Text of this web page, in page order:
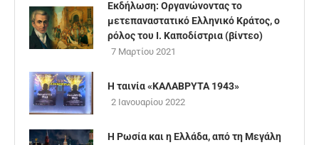
Εκδήλωση: Οργανώνοντας το
μετεπαναστατικό Ελληνικό Κράτος, ο
ρόλος του Ι. Καποδίστρια (βίντεο)
7 Μαρτίου 2021
Η ταινία «ΚΑΛΑΒΡΥΤΑ 1943»
2 Ιανουαρίου 2022
Η Ρωσία και η Ελλάδα, από τη Μεγάλη